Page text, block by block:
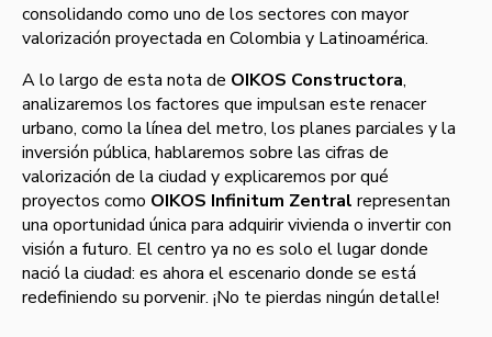
consolidando como uno de los sectores con mayor
valorización proyectada en Colombia y Latinoamérica.
A lo largo de esta nota de OIKOS Constructora,
analizaremos los factores que impulsan este renacer
urbano, como la línea del metro, los planes parciales y la
inversión pública, hablaremos sobre las cifras de
valorización de la ciudad y explicaremos por qué
proyectos como OIKOS Infinitum Zentral representan
una oportunidad única para adquirir vivienda o invertir con
visión a futuro. El centro ya no es solo el lugar donde
nació la ciudad: es ahora el escenario donde se está
redefiniendo su porvenir. ¡No te pierdas ningún detalle!